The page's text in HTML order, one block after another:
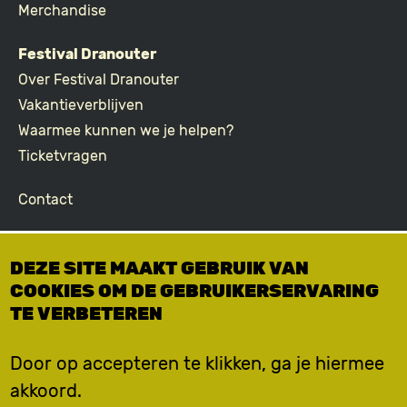
Merchandise
Festival Dranouter
Over Festival Dranouter
Vakantieverblijven
Waarmee kunnen we je helpen?
Ticketvragen
Contact
Podcast
Facebook
Instagram
DEZE SITE MAAKT GEBRUIK VAN
COOKIES OM DE GEBRUIKERSERVARING
TE VERBETEREN
Door op accepteren te klikken, ga je hiermee
akkoord.